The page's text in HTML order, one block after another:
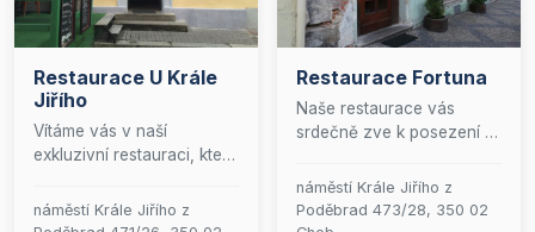
Restaurace U Krále
Jiřího
Vítáme vás v naší
exkluzivní restauraci, která
pokrmů z teplé i studené
kuchyně, pečlivě
náměstí Krále Jiřího z
Restaurace Fortuna
Naše restaurace vás
srdečně zve k posezení v
historické budovy, kde se
snoubí tradice s pohodlím.
Nabízíme výtečné pokrmy
náměstí Krále Jiřího z
Poděbrad 473/28, 350 02